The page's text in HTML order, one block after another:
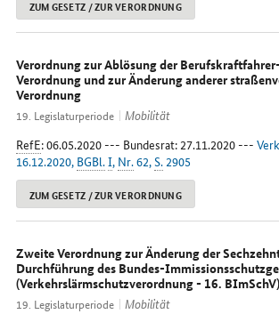
ZUM GESETZ / ZUR VERORDNUNG
Verordnung zur Ablösung der
Verordnung und zur Änderung anderer
Verordnung
19. Legislaturperiode
Mobilität
RefE: 06.05.2020 --- Bundesrat: 27.11.2020 ---
16.12.2020, BGBl.I, Nr.62,S.2905
ZUM GESETZ / ZUR VERORDNUNG
Zweite Verordnung zur Änderung der
Durchführung des Bundes-
(Verkehrslärmschutzverordnung - 16. BImSchV)
19. Legislaturperiode
Mobilität